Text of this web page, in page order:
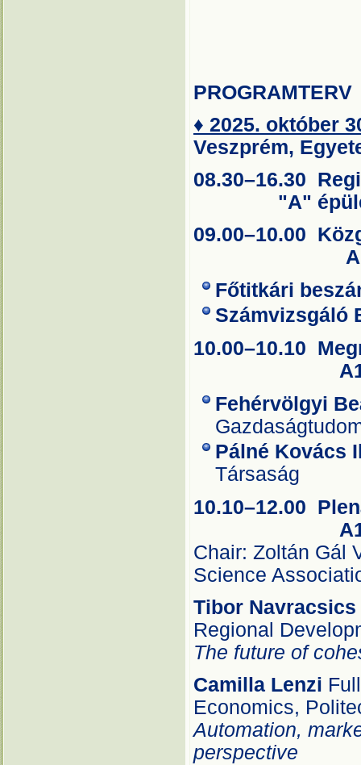
PROGRAMTERV
♦ 2025. október
Veszprém,
"A" épület
09.00–10.00
A1
Főtitkári
Számvizsgáló
A1
Fehérvölgyi
Pálné Kovács
Társaság
10.10–12.00
A1
Chair: Zoltán Gál
Science
Tibor Navracsics
Regional
The future of
Camilla Lenzi
Economics,
Automation,
perspective